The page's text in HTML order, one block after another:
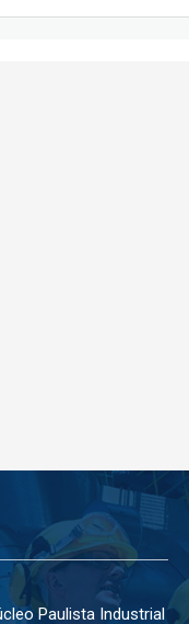
Paulista Industrial